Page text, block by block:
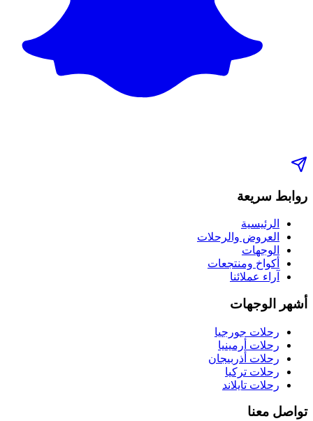
روابط سريعة
الرئيسية
العروض والرحلات
الوجهات
أكواخ ومنتجعات
آراء عملائنا
أشهر الوجهات
رحلات جورجيا
رحلات أرمينيا
رحلات أذربيجان
رحلات تركيا
رحلات تايلاند
تواصل معنا